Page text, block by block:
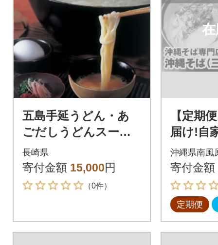
五島手延うどん・あ
ごだしうどんスー
プ・うどんすくいセ
ット (A31)
長崎県
寄付金額 15,000円
（0件）
【定期
届け!自
そば専
(三枚肉)
4食入り)
沖縄県南風
寄付金額
定期便